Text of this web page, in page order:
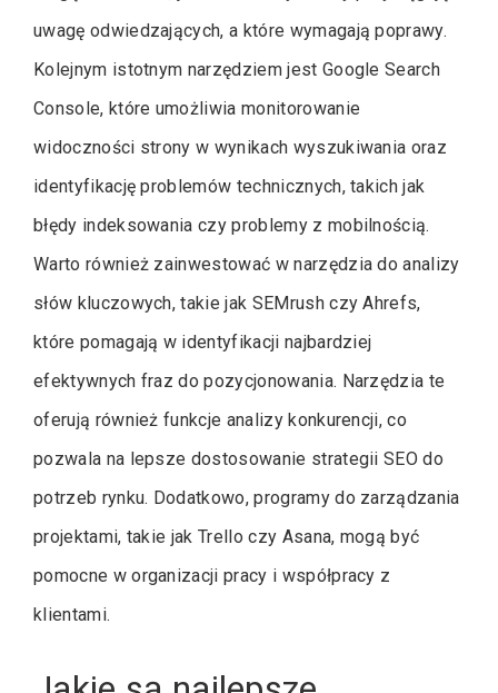
uwagę odwiedzających, a które wymagają poprawy.
Kolejnym istotnym narzędziem jest Google Search
Console, które umożliwia monitorowanie
widoczności strony w wynikach wyszukiwania oraz
identyfikację problemów technicznych, takich jak
błędy indeksowania czy problemy z mobilnością.
Warto również zainwestować w narzędzia do analizy
słów kluczowych, takie jak SEMrush czy Ahrefs,
które pomagają w identyfikacji najbardziej
efektywnych fraz do pozycjonowania. Narzędzia te
oferują również funkcje analizy konkurencji, co
pozwala na lepsze dostosowanie strategii SEO do
potrzeb rynku. Dodatkowo, programy do zarządzania
projektami, takie jak Trello czy Asana, mogą być
pomocne w organizacji pracy i współpracy z
klientami.